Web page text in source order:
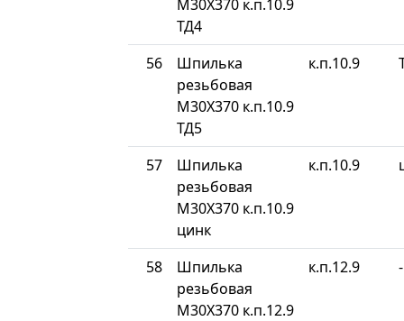
М30Х370 к.п.10.9
ТД4
56
Шпилька
резьбовая
М30Х370 к.п.10.9
ТД5
к.п.10.9
57
Шпилька
резьбовая
М30Х370 к.п.10.9
цинк
к.п.10.9
58
Шпилька
резьбовая
М30Х370 к.п.12.9
к.п.12.9 -